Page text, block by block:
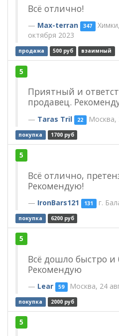
Всё отлично!
Max-terran 347
октября 2023
продажа 500 руб взаимный
5
Приятный и
продавец.
Taras Tril 22 Москва,
покупка 1700 руб
5
Всё отлично,
Рекомендую!
IronBars121 131 г.
покупка 6200 руб
5
Всё дошло быстро и
Рекомендую
Lear 59 Москва, 24
покупка 2000 руб
5